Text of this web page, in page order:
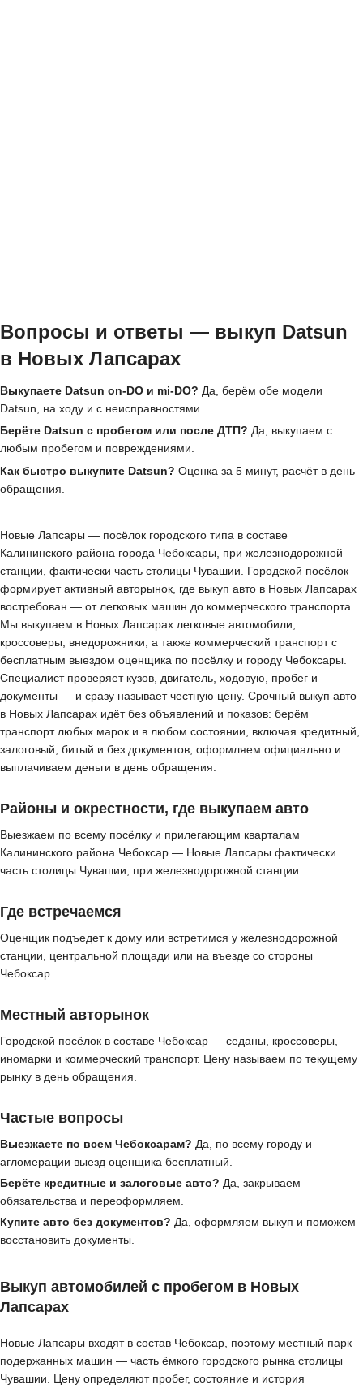
Вопросы и ответы — выкуп Datsun
в Новых Лапсарах
Выкупаете Datsun on-DO и mi-DO? Да, берём обе модели
Datsun, на ходу и с неисправностями.
Берёте Datsun с пробегом или после ДТП? Да, выкупаем с
любым пробегом и повреждениями.
Как быстро выкупите Datsun? Оценка за 5 минут, расчёт в день
обращения.
Новые Лапсары — посёлок городского типа в составе
Калининского района города Чебоксары, при железнодорожной
станции, фактически часть столицы Чувашии. Городской посёлок
формирует активный авторынок, где выкуп авто в Новых Лапсарах
востребован — от легковых машин до коммерческого транспорта.
Мы выкупаем в Новых Лапсарах легковые автомобили,
кроссоверы, внедорожники, а также коммерческий транспорт с
бесплатным выездом оценщика по посёлку и городу Чебоксары.
Специалист проверяет кузов, двигатель, ходовую, пробег и
документы — и сразу называет честную цену. Срочный выкуп авто
в Новых Лапсарах идёт без объявлений и показов: берём
транспорт любых марок и в любом состоянии, включая кредитный,
залоговый, битый и без документов, оформляем официально и
выплачиваем деньги в день обращения.
Районы и окрестности, где выкупаем авто
Выезжаем по всему посёлку и прилегающим кварталам
Калининского района Чебоксар — Новые Лапсары фактически
часть столицы Чувашии, при железнодорожной станции.
Где встречаемся
Оценщик подъедет к дому или встретимся у железнодорожной
станции, центральной площади или на въезде со стороны
Чебоксар.
Местный авторынок
Городской посёлок в составе Чебоксар — седаны, кроссоверы,
иномарки и коммерческий транспорт. Цену называем по текущему
рынку в день обращения.
Частые вопросы
Выезжаете по всем Чебоксарам? Да, по всему городу и
агломерации выезд оценщика бесплатный.
Берёте кредитные и залоговые авто? Да, закрываем
обязательства и переоформляем.
Купите авто без документов? Да, оформляем выкуп и поможем
восстановить документы.
Выкуп автомобилей с пробегом в Новых
Лапсарах
Новые Лапсары входят в состав Чебоксар, поэтому местный парк
подержанных машин — часть ёмкого городского рынка столицы
Чувашии. Цену определяют пробег, состояние и история